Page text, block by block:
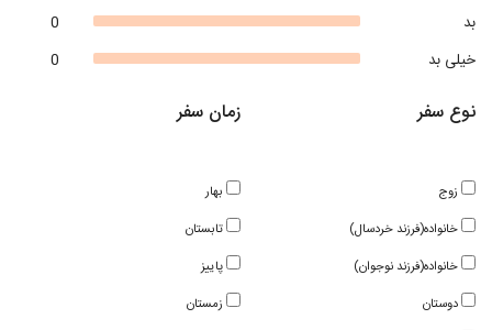
0
بد
0
خیلی بد
زمان سفر
بهار
تابستان
پاییز
زمستان
نوع سفر
زوج
خانواده(فرزند خردسال)
خانواده(فرزند نوجوان)
دوستان